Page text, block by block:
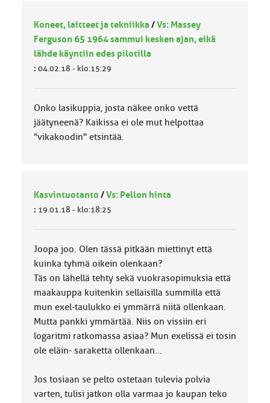
Koneet, laitteet ja tekniikka /Vs: Massey
Ferguson 65 1964 sammui kesken ajan, eikä
lähde käyntiin edes pilotilla
: 04.02.18 - klo:15:29
Onko lasikuppia, josta näkee onko vettä
jäätyneenä? Kaikissa ei ole mut helpottaa
"vikakoodin" etsintää.
Kasvintuotanto /Vs: Pellon hinta
: 19.01.18 - klo:18:25
Joopa joo. Olen tässä pitkään miettinyt että
kuinka tyhmä oikein olenkaan?
Täs on lähellä tehty sekä vuokrasopimuksia että
maakauppa kuitenkin sellaisilla summilla että
mun exel-taulukko ei ymmärrä niitä ollenkaan.
Mutta pankki ymmärtää. Niis on vissiin eri
logaritmi ratkomassa asiaa? Mun exelissä ei tosin
ole eläin- saraketta ollenkaan...
Jos tosiaan se pelto ostetaan tulevia polvia
varten, tulisi jatkon olla varmaa jo kaupan teko